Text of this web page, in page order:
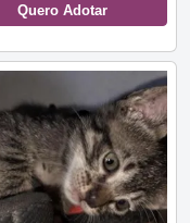
Quero Adotar